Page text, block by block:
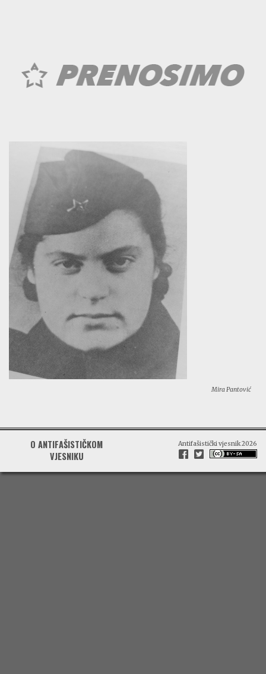
Mira Pantović
O ANTIFAŠISTIČKOM
VJESNIKU
Antifašistički vjesnik 2026